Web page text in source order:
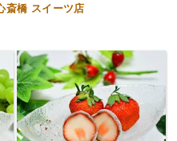
斎橋 スイーツ店